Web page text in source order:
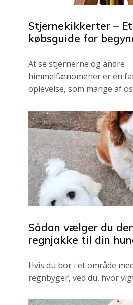
Stjernekikkerter –
købsguide for
At se stjernerne og andre
himmelfænomener er en
oplevelse, som mange af
Sådan vælger du
regnjakke til din
Hvis du bor i et område
regnbyger, ved du, hvor